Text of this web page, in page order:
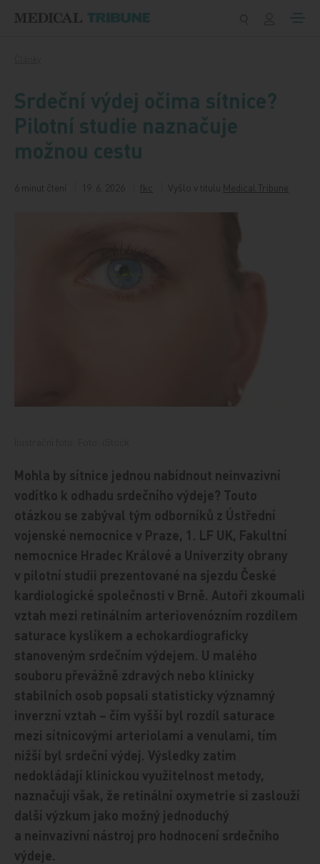
Srdeční výdej očima sítnice?
Pilotní studie naznačuje
možnou cestu
6 minut čtení 19. 6. 2026 fkc Vyšlo v titulu Medical Tribune
Mohla by sítnice jednou nabídnout neinvazivní
vodítko k odhadu srdečního výdeje? Touto
otázkou se zabýval tým odborníků z Ústřední
vojenské nemocnice v Praze, 1. LF UK, Fakultní
nemocnice Hradec Králové a Univerzity obrany
v pilotní studii prezentované na sjezdu České
kardiologické společnosti v Brně. Autoři zkoumali
vztah mezi retinálním arteriovenózním rozdílem
saturace kyslíkem a echokardiograficky
stanoveným srdečním výdejem. U malého
souboru převážně zdravých nebo klinicky
stabilních osob popsali statisticky významný
inverzní vztah – čím vyšší byl rozdíl saturace
mezi sítnicovými arteriolami a venulami, tím
nižší byl srdeční výdej. Výsledky zatím
nedokládají klinickou využitelnost metody,
naznačují však, že retinální oxymetrie si zaslouží
další výzkum jako možný jednoduchý
a neinvazivní nástroj pro hodnocení srdečního
výdeje.